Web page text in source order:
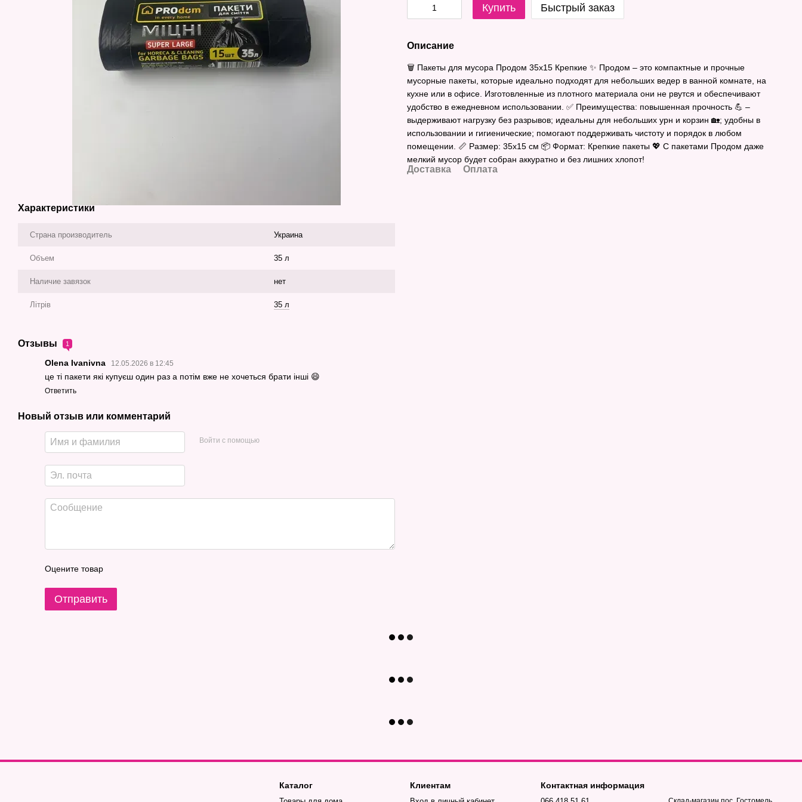
Характеристики
Страна производитель Украина
Объем 35 л
Наличие завязок нет
Літрів 35 л
Отзывы 1
Olena Ivanivna 12.05.2026 в 12:45
це ті пакети які купуєш один раз а потім вже не хочеться брати інші 😄
Ответить
Новый отзыв или комментарий
Войти с помощью
Оцените товар
Отправить
Купить Быстрый заказ
Описание
🗑️ Пакеты для мусора Продом 35х15 Крепкие ✨ Продом – это компактные и прочные
мусорные пакеты, которые идеально подходят для небольших ведер в ванной комнате, на
кухне или в офисе. Изготовленные из плотного материала они не рвутся и обеспечивают
удобство в ежедневном использовании. ✅ Преимущества: повышенная прочность 💪 –
выдерживают нагрузку без разрывов; идеальны для небольших урн и корзин 🏡; удобны в
использовании и гигиенические; помогают поддерживать чистоту и порядок в любом
помещении. 📏 Размер: 35х15 см 📦 Формат: Крепкие пакеты 💖 С пакетами Продом даже
мелкий мусор будет собран аккуратно и без лишних хлопот!
Доставка Оплата
Каталог Клиентам Контактная информация